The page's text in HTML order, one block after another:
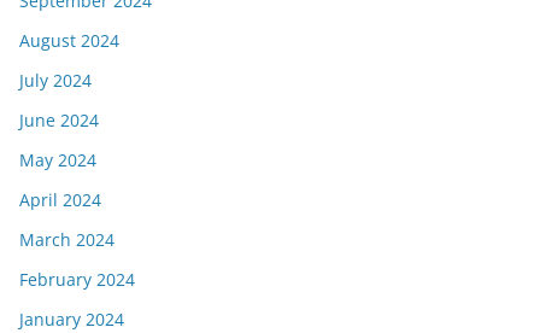
August 2024
July 2024
June 2024
May 2024
April 2024
March 2024
February 2024
January 2024